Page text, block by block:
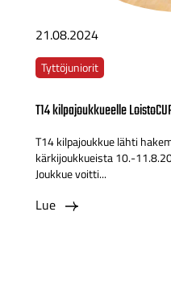
21.08.2024
Tyttöjuniorit
T14 kilpajoukkueelle
T14 kilpajoukkue lähti
kärkijoukkueista 10.-
Joukkue voitti...
Lue